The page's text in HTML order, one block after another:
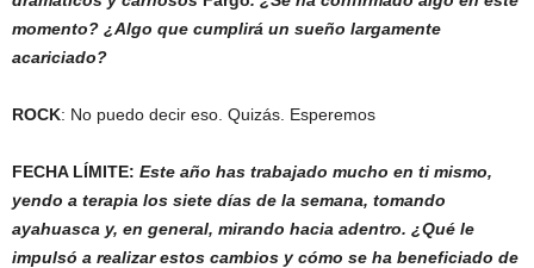
momento? ¿Algo que cumplirá un sueño largamente
acariciado?
ROCK: No puedo decir eso. Quizás. Esperemos
FECHA LÍMITE: Este año has trabajado mucho en ti mismo,
yendo a terapia los siete días de la semana, tomando
ayahuasca y, en general, mirando hacia adentro. ¿Qué le
impulsó a realizar estos cambios y cómo se ha beneficiado de